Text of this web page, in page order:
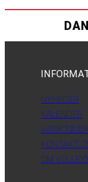
NYHEDER
KALENDER
KONTAKT
OM